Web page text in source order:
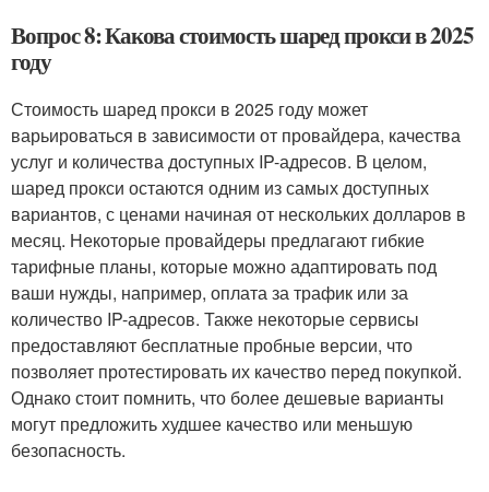
Вопрос 8: Какова стоимость шаред прокси в 2025
году
Стоимость шаред прокси в 2025 году может
варьироваться в зависимости от провайдера, качества
услуг и количества доступных IP-адресов. В целом,
шаред прокси остаются одним из самых доступных
вариантов, с ценами начиная от нескольких долларов в
месяц. Некоторые провайдеры предлагают гибкие
тарифные планы, которые можно адаптировать под
ваши нужды, например, оплата за трафик или за
количество IP-адресов. Также некоторые сервисы
предоставляют бесплатные пробные версии, что
позволяет протестировать их качество перед покупкой.
Однако стоит помнить, что более дешевые варианты
могут предложить худшее качество или меньшую
безопасность.